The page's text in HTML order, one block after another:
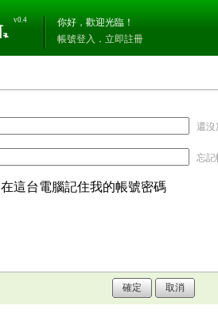
v0.4
你好，歡迎光臨！
帳號登入 ． 立即註冊
還
忘記
在這台電腦記住我的帳號密碼